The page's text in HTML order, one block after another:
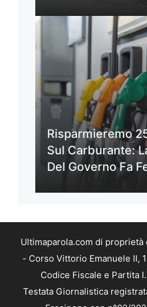
Risparmieremo
Sul Carburante:
Del Governo Fa
Ultimaparola.com di proprietà
- Corso Vittorio Emanuele II,
Codice Fiscale e Partita
Testata Giornalistica